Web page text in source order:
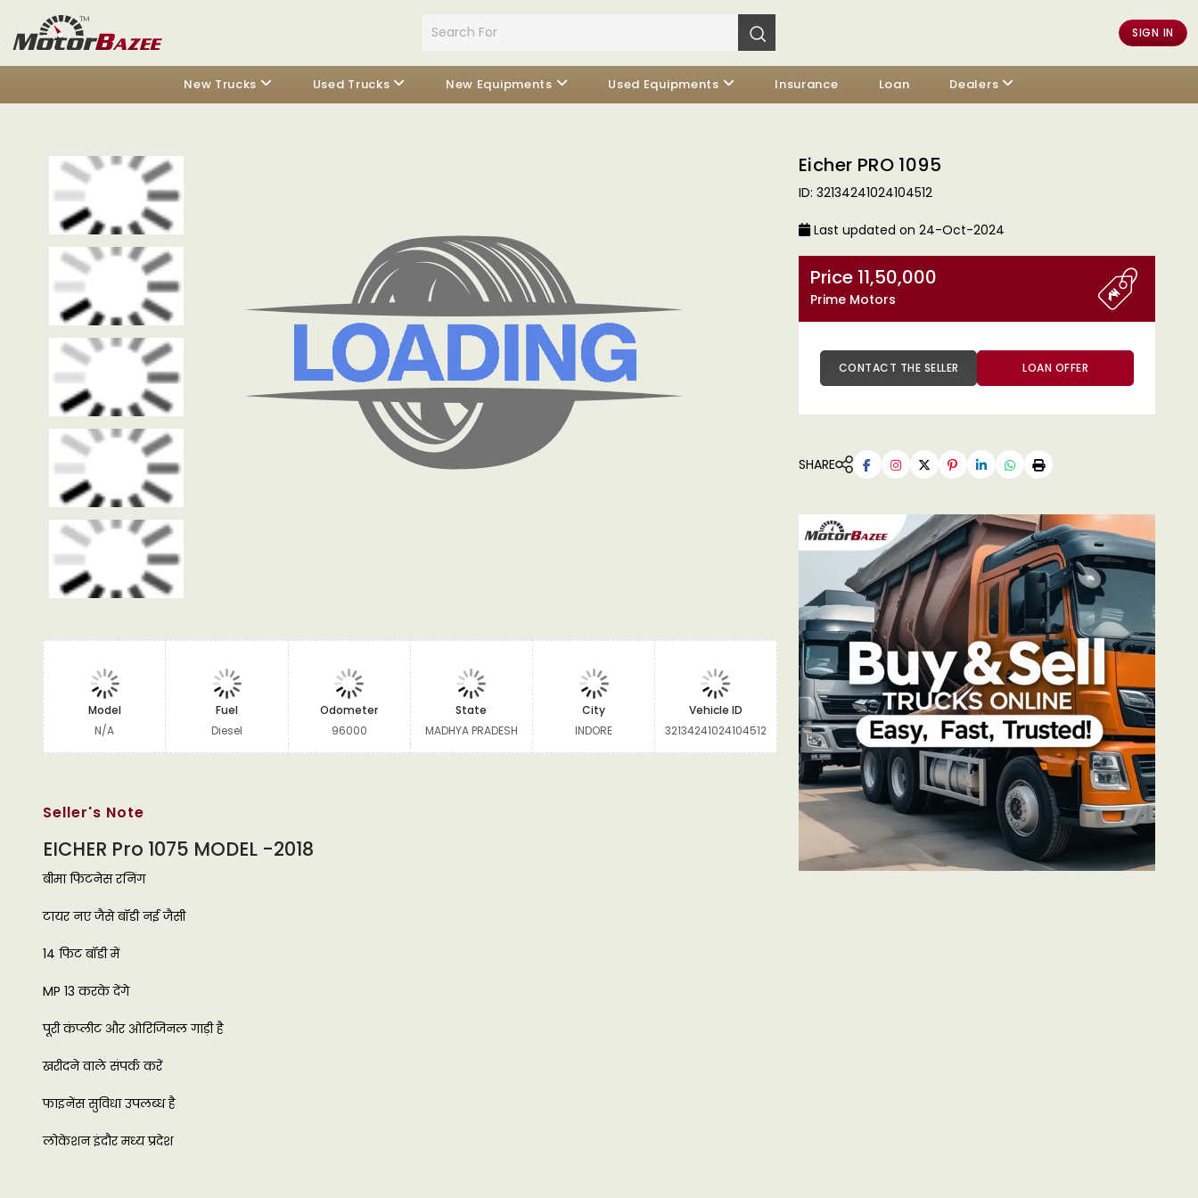
SIGN IN
New Trucks Used Trucks New Equipments Used Equipments Insurance Loan Dealers
Model
N/A
Fuel
Diesel
Odometer
96000
State
MADHYA PRADESH
City
INDORE
Vehicle ID
32134241024104512
Seller's Note
EICHER Pro 1075 MODEL -2018
बीमा फिटनेस रनिंग
टायर नए जैसे बॉडी नई जैसी
14 फिट बॉडी में
MP 13 करके देंगे
पूरी कंप्लीट और ओरिजिनल गाड़ी है
खरीदने वाले संपर्क करें
फाइनेंस सुविधा उपलब्ध है
लोकेशन इंदौर मध्य प्रदेश
Eicher PRO 1095
ID: 32134241024104512
Last updated on 24-Oct-2024
Price 11,50,000
Prime Motors
CONTACT THE SELLER LOAN OFFER
SHARE